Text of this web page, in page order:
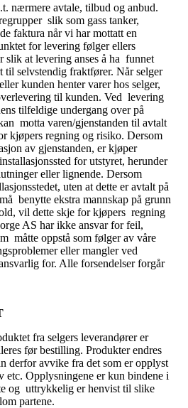
nærmere avtale, tilbud og anbud.
slik som gass tanker,
faktura når vi har mottatt en
for levering følger ellers
slik at levering anses å ha funnet
til selvstendig fraktfører. Når selger
kunden henter varer hos selger,
til kunden. Ved levering
tilfeldige undergang over på
motta varen/gjenstanden til avtalt
kjøpers regning og risiko. Dersom
av gjenstanden, er kjøper
for utstyret, herunder
eller lignende. Dersom
uten at dette er avtalt på
benytte ekstra mannskap på grunn
vil dette skje for kjøpers regning
AS har ikke ansvar for feil,
måtte oppstå som følger av våre
eller mangler ved
for. Alle forsendelser forgår
fra selgers leverandører er
før bestilling. Produkter endres
derfor avvike fra det som er opplyst
etc. Opplysningene er kun bindene i
og uttrykkelig er henvist til slike
partene.